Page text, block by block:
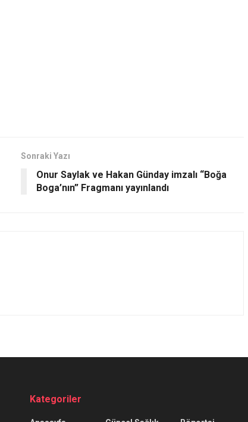
Sonraki Yazı
Onur Saylak ve Hakan Günday imzalı “Boğa
Boga’nın” Fragmanı yayınlandı
Kategoriler